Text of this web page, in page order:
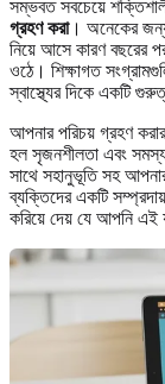
সম্ভবত সবচেয়ে
গ্রহণ করা। অনেকের
নিয়ে আসে কারণ বছরের
ওঠে। শিক্ষাগত
স্বাস্থ্যের দিকে একটি
আপনার পরিচয় গ্রহণ
হল সৃজনশীলতা এবং
সাথে সহানুভূতি সহ
ব্যক্তিদের একটি
করিয়ে দেয় যে আপনি এই